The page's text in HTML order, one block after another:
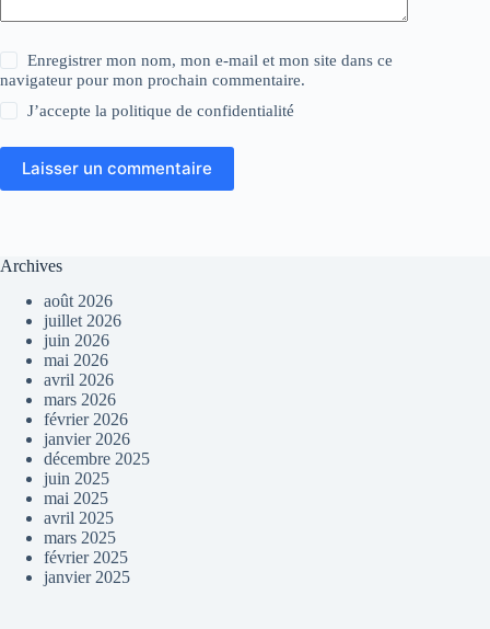
Enregistrer mon nom, mon e-mail et mon site dans ce
navigateur pour mon prochain commentaire.
J’accepte lapolitique de confidentialité
Laisser un commentaire
Archives
août 2026
juillet 2026
juin 2026
mai 2026
avril 2026
mars 2026
février 2026
janvier 2026
décembre 2025
juin 2025
mai 2025
avril 2025
mars 2025
février 2025
janvier 2025